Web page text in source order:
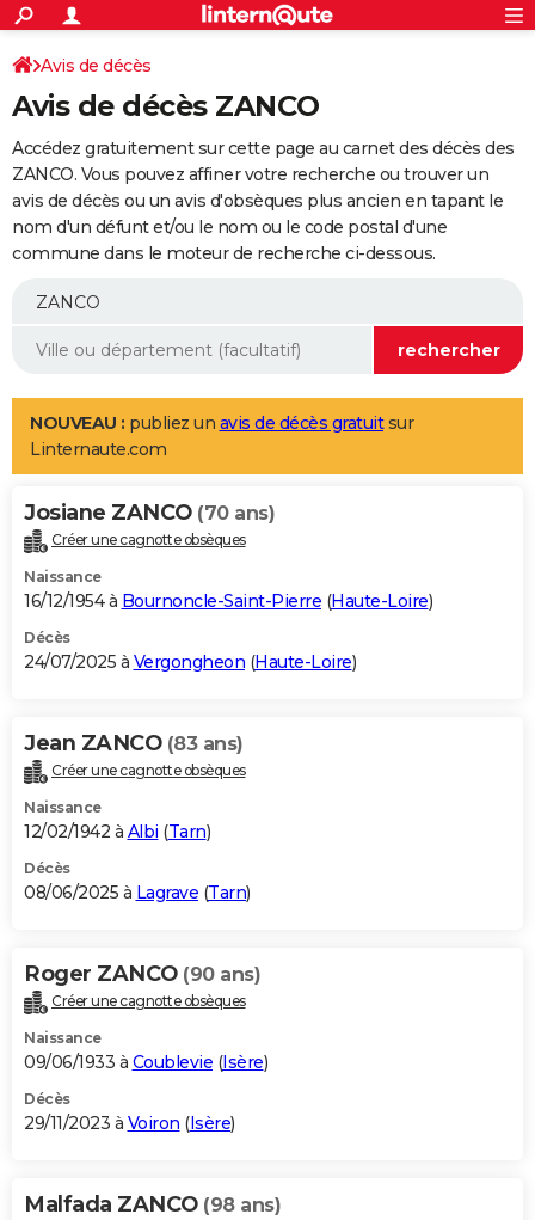
ACTUALITÉS
Politique
Société
Faits Divers
Education
Monde
Villes
+
SPORT
Coupe du monde 2026
Football
Tennis
Cyclisme
Rugby
Forum
Programme TV
TNT
Streaming
Cinéma
Sorties cinéma
Musique
+FINANCE
Retraite
Epargne
Immobilier
Risques naturels par ville
Banque
Assurance
AUTO
Essais
Réserver un essai
Citadines
Berlines
SUV
Forum auto
+
Mobiles
Meilleur smartphone
Internet
Ordinateurs
Jeux vidéo
Guide high-tech
Aménagement intérieur
LIFESTYLE
Art de vivre
Bien-être
Loisirs
Mode
Modes de vie
Alimentation
Guide de la santé
Maladies
Médicaments
Sommeil
VOYAGE
Destinations
City break
Voyage nature
Voyage de noces
Forum
Climat
+PHOTO
GUIDES D'ACHAT
BONS PLANS
Carte de Noël
Carte Bonne année
Carte Saint-Valentin
Carte Pâques
Carte d'anniversaire
DICTIONNAIRE
Dictionnaire
Biographies
Citations
Expressions
Proverbes
PROGRAMME TV
S'inscrire
Se connecter
Lycées
Collèges
Primaires
Universités
Entreprises
Service militaire
Avis de recherche
AVIS DE DÉCÈS
Bricolage
Lifestyle
Culture
Sport
Auto
Television
Voyage
Cinema
Avis de décès
Avis de décès ZANCO
Accédez gratuitement sur cette page au carnet des décès des
ZANCO. Vous pouvez affiner votre recherche ou trouver un
avis de décès ou un avis d'obsèques plus ancien en tapant le
nom d'un défunt et/ou le nom ou le code postal d'une
commune dans le moteur de recherche ci-dessous.
NOUVEAU : publiez un avis de décès gratuitsur
Linternaute.com
Josiane ZANCO (70 ans)
Créer une cagnotte obsèques
Naissance
16/12/1954 à Bournoncle-Saint-Pierre (Haute-Loire)
Décès
24/07/2025 à Vergongheon (Haute-Loire)
Jean ZANCO (83 ans)
Créer une cagnotte obsèques
Naissance
12/02/1942 à Albi (Tarn)
Décès
08/06/2025 à Lagrave (Tarn)
Roger ZANCO (90 ans)
Créer une cagnotte obsèques
Naissance
09/06/1933 à Coublevie (Isère)
Décès
29/11/2023 à Voiron (Isère)
Malfada ZANCO (98 ans)